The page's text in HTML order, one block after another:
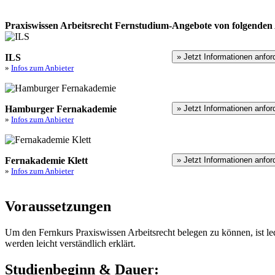
Praxiswissen Arbeitsrecht Fernstudium-Angebote von
ILS
» Infos zum Anbieter
» Jetzt Informationen
Hamburger Fernakademie
» Infos zum Anbieter
» Jetzt Informationen
Fernakademie Klett
» Infos zum Anbieter
» Jetzt Informationen
Voraussetzungen
Um den Fernkurs Praxiswissen Arbeitsrecht belegen zu können, ist
werden leicht verständlich erklärt.
Studienbeginn & Dauer: